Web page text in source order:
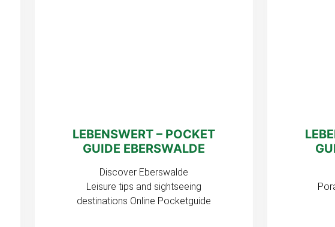
LEBENSWERT – POCKET
GUIDE EBERSWALDE
Discover Eberswalde
Leisure tips and sightseeing
destinations Online Pocketguide